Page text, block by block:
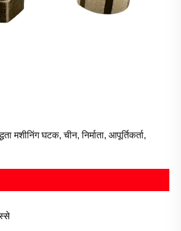
मशीनिंग घटक, चीन, निर्माता, आपूर्तिकर्ता,